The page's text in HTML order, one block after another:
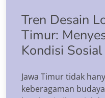
Tren Desain
Timur:
Kondisi
Jawa Timur tidak
keberagaman